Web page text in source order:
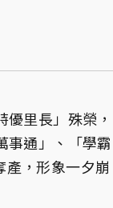
里長」殊榮，
事通」、「學霸
，形象一夕崩